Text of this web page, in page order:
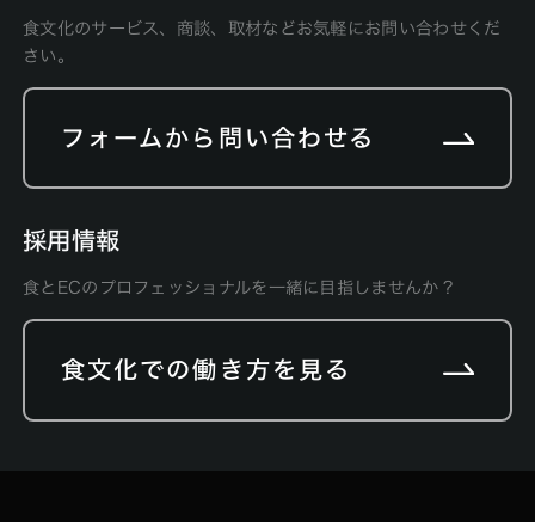
食文化のサービス、商談、取材などお気軽にお問い合わせくだ
さい。
フォームから問い合わせる
採用情報
食とECのプロフェッショナルを一緒に目指しませんか？
食文化での働き方を見る